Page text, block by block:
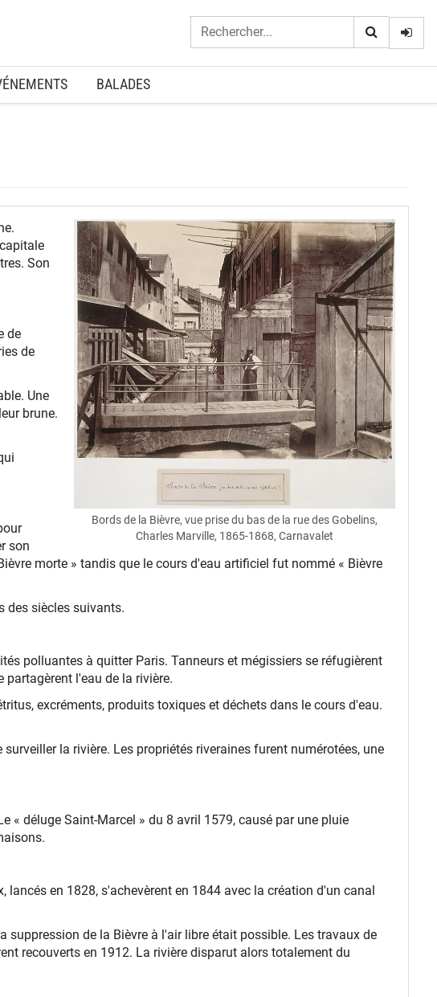
BALADES
Bords de la Bièvre, vue prise du bas de la rue des Gobelins,
Charles Marville, 1865-1868, Carnavalet
Son
de
de
Une
brune.
son
morte » tandis que le cours d'eau artificiel fut nommé « Bièvre
des siècles suivants.
polluantes à quitter Paris. Tanneurs et mégissiers se réfugièrent
partagèrent l'eau de la rivière.
excréments, produits toxiques et déchets dans le cours d'eau.
la rivière. Les propriétés riveraines furent numérotées, une
« déluge Saint-Marcel » du 8 avril 1579, causé par une pluie
en 1828, s'achevèrent en 1844 avec la création d'un canal
de la Bièvre à l'air libre était possible. Les travaux de
recouverts en 1912. La rivière disparut alors totalement du